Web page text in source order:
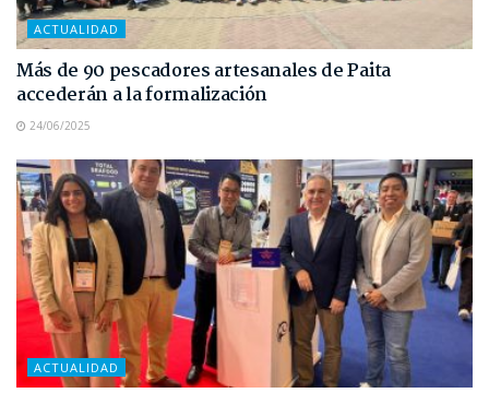
ACTUALIDAD
Más de 90 pescadores artesanales de Paita
accederán a la formalización
24/06/2025
ACTUALIDAD